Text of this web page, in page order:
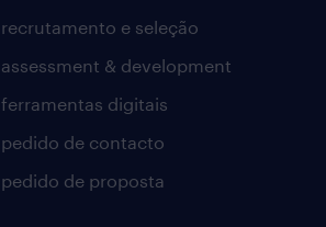
recrutamento e seleção
assessment & development
ferramentas digitais
pedido de contacto
pedido de proposta